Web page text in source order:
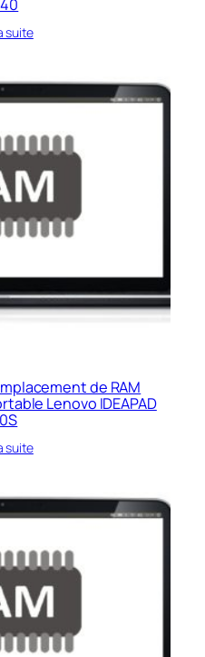
suite
de RAM
Lenovo IDEAPAD
suite